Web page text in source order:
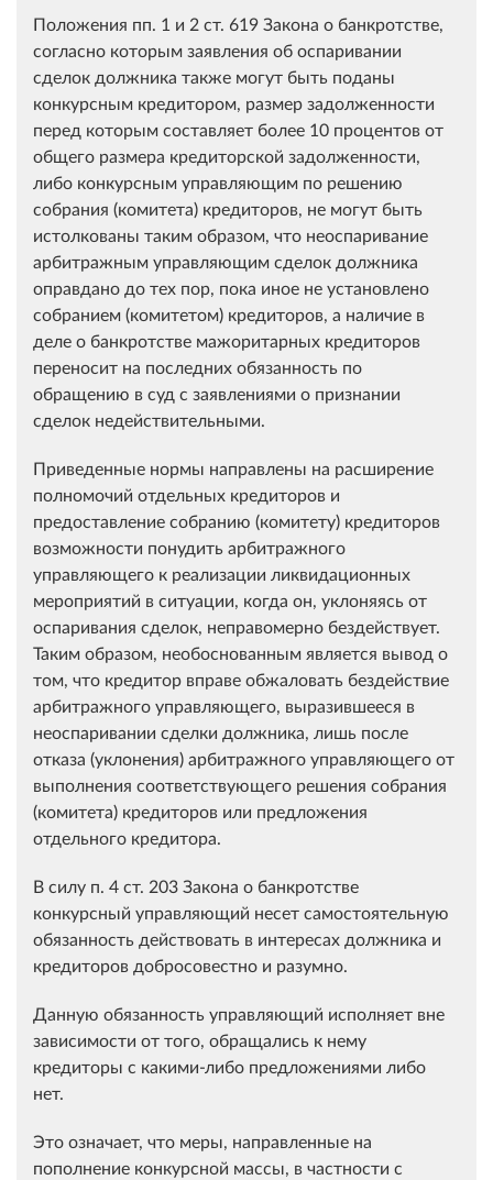
Положения пп. 1 и 2 ст. 619 Закона о банкротстве,
согласно которым заявления об оспаривании
сделок должника также могут быть поданы
конкурсным кредитором, размер задолженности
перед которым составляет более 10 процентов от
общего размера кредиторской задолженности,
либо конкурсным управляющим по решению
собрания (комитета) кредиторов, не могут быть
истолкованы таким образом, что неоспаривание
арбитражным управляющим сделок должника
оправдано до тех пор, пока иное не установлено
собранием (комитетом) кредиторов, а наличие в
деле о банкротстве мажоритарных кредиторов
переносит на последних обязанность по
обращению в суд с заявлениями о признании
сделок недействительными.
Приведенные нормы направлены на расширение
полномочий отдельных кредиторов и
предоставление собранию (комитету) кредиторов
возможности понудить арбитражного
управляющего к реализации ликвидационных
мероприятий в ситуации, когда он, уклоняясь от
оспаривания сделок, неправомерно бездействует.
Таким образом, необоснованным является вывод о
том, что кредитор вправе обжаловать бездействие
арбитражного управляющего, выразившееся в
неоспаривании сделки должника, лишь после
отказа (уклонения) арбитражного управляющего от
выполнения соответствующего решения собрания
(комитета) кредиторов или предложения
отдельного кредитора.
В силу п. 4 ст. 203 Закона о банкротстве
конкурсный управляющий несет самостоятельную
обязанность действовать в интересах должника и
кредиторов добросовестно и разумно.
Данную обязанность управляющий исполняет вне
зависимости от того, обращались к нему
кредиторы с какими-либо предложениями либо
нет.
Это означает, что меры, направленные на
пополнение конкурсной массы, в частности с